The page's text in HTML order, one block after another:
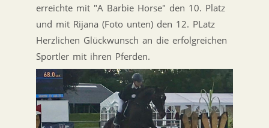
erreichte mit "A Barbie Horse" den 10. Platz
und mit Rijana (Foto unten) den 12. PLatz
Herzlichen Glückwunsch an die erfolgreichen
Sportler mit ihren Pferden.